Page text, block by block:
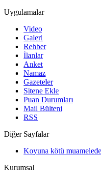
Uygulamalar
Video
Galeri
Rehber
İlanlar
Anket
Namaz
Gazeteler
Sitene Ekle
Puan Durumları
Mail Bülteni
RSS
Diğer Sayfalar
Koyuna kötü
Kurumsal